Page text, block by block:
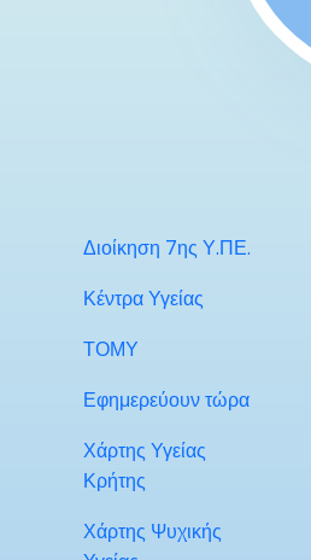
Διοίκηση 7ης Υ.ΠΕ.
Κέντρα Υγείας
ΤΟΜΥ
Εφημερεύουν τώρα
Χάρτης Υγείας
Κρήτης
Χάρτης Ψυχικής